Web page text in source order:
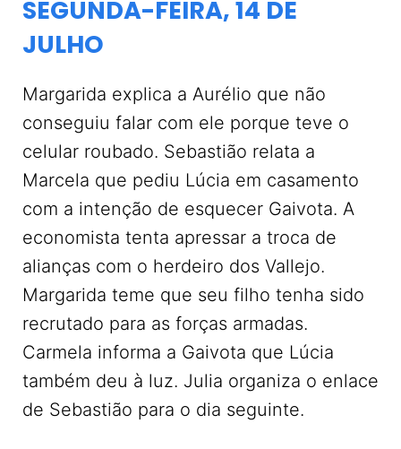
SEGUNDA-FEIRA, 14 DE
JULHO
Margarida explica a Aurélio que não
conseguiu falar com ele porque teve o
celular roubado. Sebastião relata a
Marcela que pediu Lúcia em casamento
com a intenção de esquecer Gaivota. A
economista tenta apressar a troca de
alianças com o herdeiro dos Vallejo.
Margarida teme que seu filho tenha sido
recrutado para as forças armadas.
Carmela informa a Gaivota que Lúcia
também deu à luz. Julia organiza o enlace
de Sebastião para o dia seguinte.